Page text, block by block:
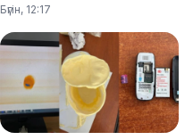
Бүгін, 12:17